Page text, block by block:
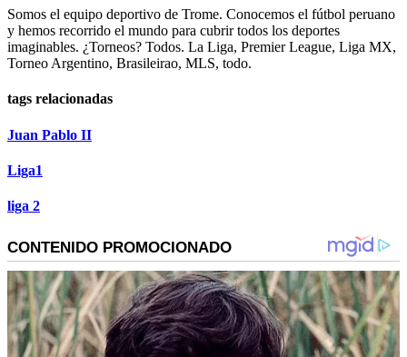
Somos el equipo deportivo de Trome. Conocemos el fútbol peruano
y hemos recorrido el mundo para cubrir todos los deportes
imaginables. ¿Torneos? Todos. La Liga, Premier League, Liga MX,
Torneo Argentino, Brasileirao, MLS, todo.
tags relacionadas
Juan Pablo II
Liga1
liga 2